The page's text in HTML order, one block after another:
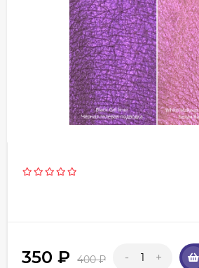
350 ₽ 400₽ - +